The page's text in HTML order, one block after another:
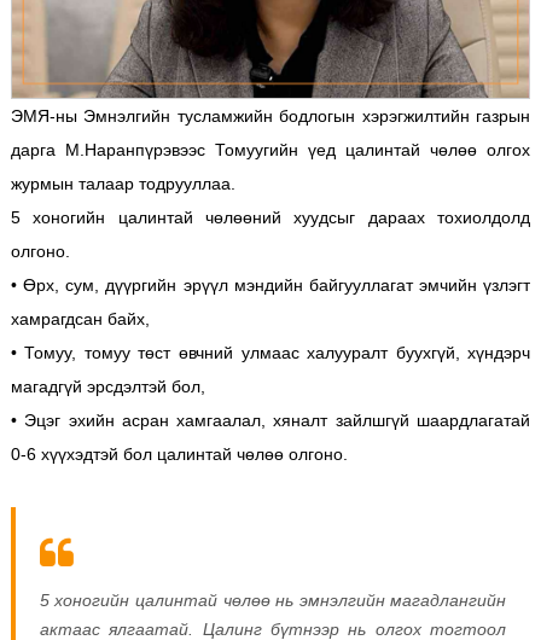
ЭМЯ-ны Эмнэлгийн тусламжийн бодлогын хэрэгжилтийн газрын
дарга М.Наранпүрэвээс Томуугийн үед цалинтай чөлөө олгох
журмын талаар тодрууллаа.
5 хоногийн цалинтай чөлөөний хуудсыг дараах тохиолдолд
олгоно.
• Өрх, сум, дүүргийн эрүүл мэндийн байгууллагат эмчийн үзлэгт
хамрагдсан байх,
• Томуу, томуу төст өвчний улмаас халууралт буухгүй, хүндэрч
магадгүй эрсдэлтэй бол,
• Эцэг эхийн асран хамгаалал, хяналт зайлшгүй шаардлагатай
0-6 хүүхэдтэй бол цалинтай чөлөө олгоно.
5 хоногийн цалинтай чөлөө нь эмнэлгийн магадлангийн
актаас ялгаатай. Цалинг бүтнээр нь олгох тогтоол